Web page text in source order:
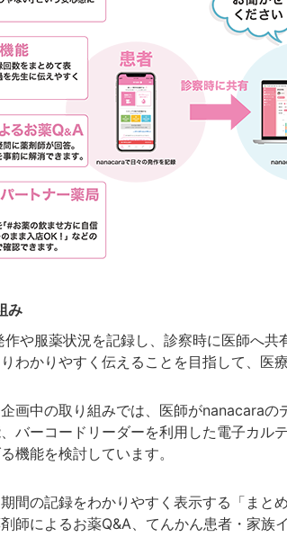
み
や服薬状況を記録し、診察時に医師へ
わかりやすく伝えることを目指して、医
画中の取り組みでは、医師がnanacara
バーコードリーダーを利用した電子カル
機能を検討しています。
間の記録をわかりやすく表示する「まと
師によるお薬Q&A、てんかん患者・家